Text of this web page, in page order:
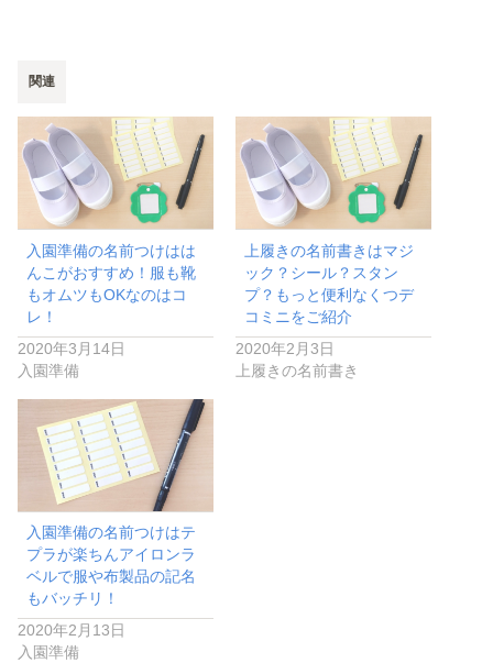
き
ま
す
)
し
い
ウ
ィ
ン
ド
ウ
開
き
ま
す
)
関連
入園準備の名前つけはは
んこがおすすめ！服も靴
もオムツもOKなのはコ
レ！
2020年3月14日
入園準備
上履きの名前書きはマジ
ック？シール？スタン
プ？もっと便利なくつデ
コミニをご紹介
2020年2月3日
上履きの名前書き
入園準備の名前つけはテ
プラが楽ちんアイロンラ
ベルで服や布製品の記名
もバッチリ！
2020年2月13日
入園準備